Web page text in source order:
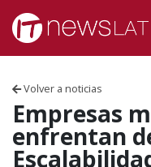
Skip to content
Volver a noticias
Empresas
enfrentan